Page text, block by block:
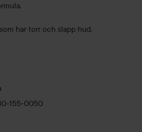
har torr och slapp hud.
av hyaluronsyra
155-0050